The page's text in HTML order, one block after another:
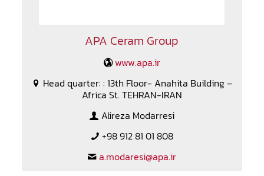
APA Ceram Group
www.apa.ir
Head quarter: : 13th Floor- Anahita Building –
Africa St. TEHRAN-IRAN
Alireza Modarresi
+98 912 81 01 808
a.modaresi@apa.ir